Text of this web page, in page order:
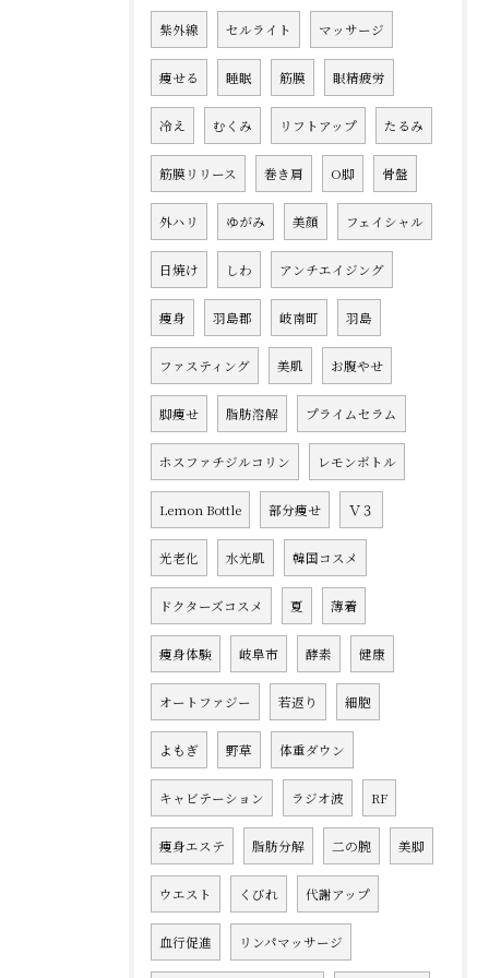
紫外線 セルライト マッサージ
痩せる 睡眠 筋膜 眼精疲労
冷え むくみ リフトアップ たるみ
筋膜リリース 巻き肩 O脚 骨盤
外ハリ ゆがみ 美顔 フェイシャル
日焼け しわ アンチエイジング
痩身 羽島郡 岐南町 羽島
ファスティング 美肌 お腹やせ
脚痩せ 脂肪溶解 プライムセラム
ホスファチジルコリン レモンボトル
Lemon Bottle 部分痩せ Ｖ３
光老化 水光肌 韓国コスメ
ドクターズコスメ 夏 薄着
痩身体験 岐阜市 酵素 健康
オートファジー 若返り 細胞
よもぎ 野草 体重ダウン
キャビテーション ラジオ波 RF
痩身エステ 脂肪分解 二の腕 美脚
ウエスト くびれ 代謝アップ
血行促進 リンパマッサージ